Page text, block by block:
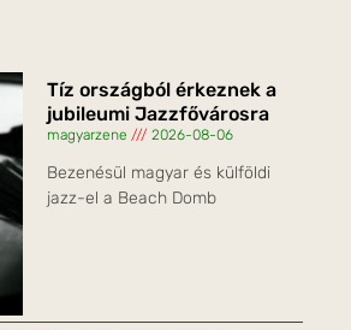
Tíz országból érkeznek a
jubileumi Jazzfővárosra
magyarzene 2026-08-06
Bezenésül magyar és külföldi
jazz-el a Beach Domb